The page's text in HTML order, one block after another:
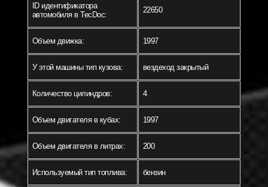
ID идентификатора
автомобиля в TecDoc:
22650
Объем движка: 1997
У этой машины тип кузова: вездеход закрытый
Количество цилиндров: 4
Объем двигателя в кубах: 1997
Объем двигателя в литрах: 200
Используемый тип топлива: бензин